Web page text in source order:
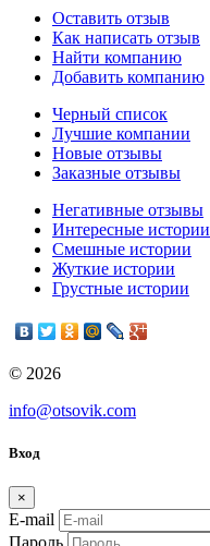
Оставить отзыв
Как написать отзыв
Найти компанию
Добавить компанию
Черный список
Лучшие компании
Новые отзывы
Заказные отзывы
Негативные отзывы
Интересные истории
Смешные истории
Жуткие истории
Грустные истории
© 2026
info@otsovik.com
Вход
×
E-mail
Пароль